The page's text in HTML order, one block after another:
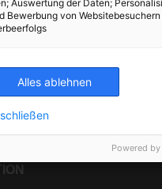
Auswertung der Daten;
Bewerbung von
Alles ablehnen
Powered by